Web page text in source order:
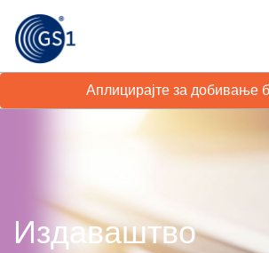
Аплицирајте за добивање
Издаваштво